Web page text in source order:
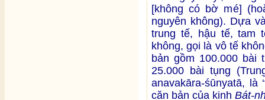
[không có bờ mé]
nguyên không). Dựa
trung tế, hậu tế, tam
không, gọi là vô tế
bản gồm 100.000
25.000 bài tụng
anavakāra-śūnyatā, là
căn bản của kinh Bát-